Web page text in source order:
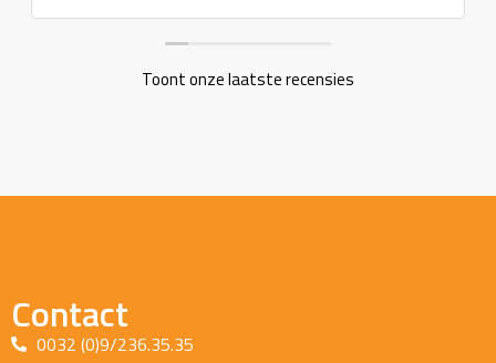
Toont onze laatste recensies
Contact
0032 (0)9/236.35.35